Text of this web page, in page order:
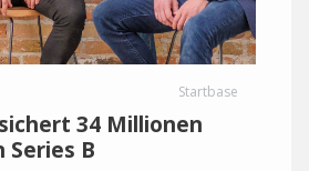
Startbase
34 Millionen
Series B